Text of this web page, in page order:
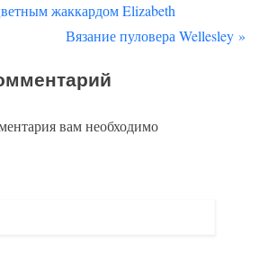
жаккардом Elizabeth
С
е
у
Вязание пуловера Wellesley
вам необходимо